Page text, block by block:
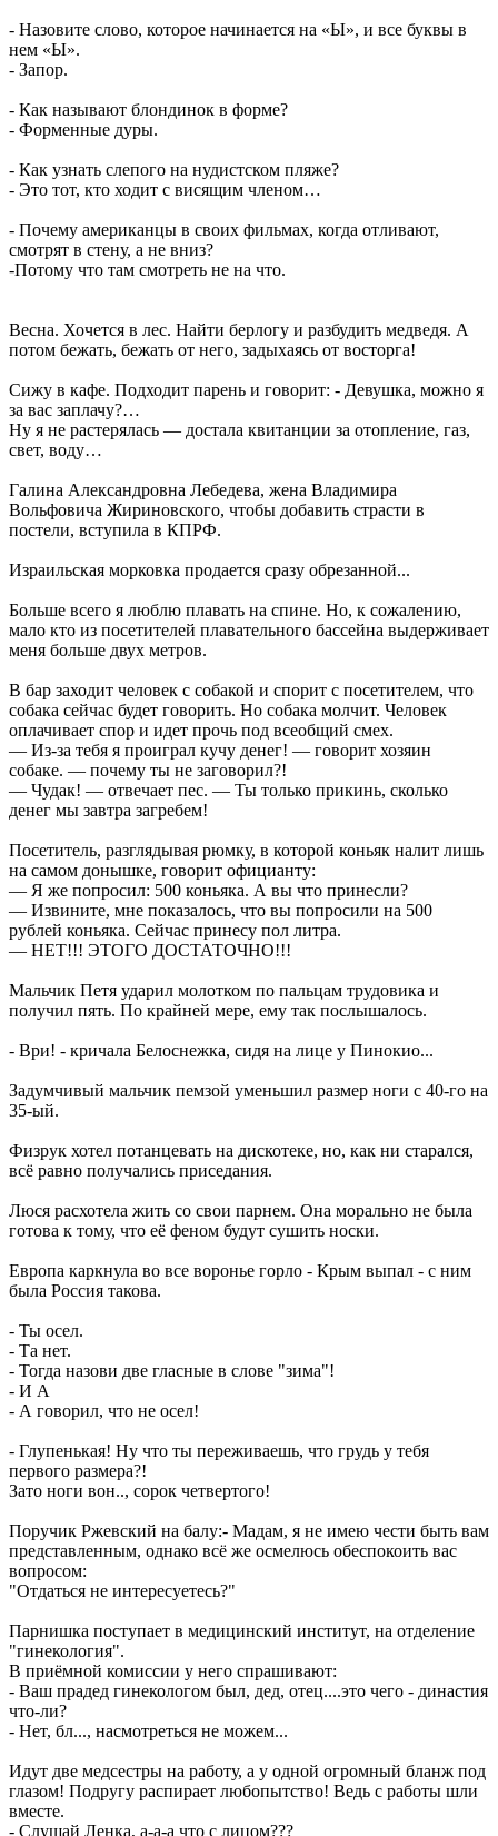
- Назовите слово, которое начинается на «Ы», и все буквы в
нем «Ы».
- Запор.
- Как называют блондинок в форме?
- Форменные дуры.
- Как узнать слепого на нудистском пляже?
- Это тот, кто ходит с висящим членом…
- Почему американцы в своих фильмах, когда отливают,
смотрят в стену, а не вниз?
-Потому что там смотреть не на что.
Весна. Хочется в лес. Найти берлогу и разбудить медведя. А
потом бежать, бежать от него, задыхаясь от восторга!
Сижу в кафе. Подходит парень и говорит: - Девушка, можно я
за вас заплачу?…
Ну я не растерялась — достала квитанции за отопление, газ,
свет, воду…
Галина Александровна Лебедева, жена Владимира
Вольфовича Жириновского, чтобы добавить страсти в
постели, вступила в КПРФ.
Израильская морковка продается сразу обрезанной...
Больше всего я люблю плавать на спине. Но, к сожалению,
мало кто из посетителей плавательного бассейна выдерживает
меня больше двух метров.
В бар заходит человек с собакой и спорит с посетителем, что
собака сейчас будет говорить. Но собака молчит. Человек
оплачивает спор и идет прочь под всеобщий смех.
— Из-за тебя я проиграл кучу денег! — говорит хозяин
собаке. — почему ты не заговорил?!
— Чудак! — отвечает пес. — Ты только прикинь, сколько
денег мы завтра загребем!
Посетитель, разглядывая рюмку, в которой коньяк налит лишь
на самом донышке, говорит официанту:
— Я же попросил: 500 коньяка. А вы что принесли?
— Извините, мне показалось, что вы попросили на 500
рублей коньяка. Сейчас принесу пол литра.
— НЕТ!!! ЭТОГО ДОСТАТОЧНО!!!
Мальчик Петя ударил молотком по пальцам трудовика и
получил пять. По крайней мере, ему так послышалось.
- Ври! - кричала Белоснежка, сидя на лице у Пинокио...
Задумчивый мальчик пемзой уменьшил размер ноги с 40-го на
35-ый.
Физрук хотел потанцевать на дискотеке, но, как ни старался,
всё равно получались приседания.
Люся расхотела жить со свои парнем. Она морально не была
готова к тому, что её феном будут сушить носки.
Европа каркнула во все воронье горло - Крым выпал - с ним
была Россия такова.
- Ты осел.
- Та нет.
- Тогда назови две гласные в слове "зима"!
- И А
- А говорил, что не осел!
- Глупенькая! Ну что ты переживаешь, что грудь у тебя
первого размера?!
Зато ноги вон.., сорок четвертого!
Поручик Ржевский на балу:- Мадам, я не имею чести быть вам
представленным, однако всё же осмелюсь обеспокоить вас
вопросом:
"Отдаться не интересуетесь?"
Парнишка поступает в медицинский институт, на отделение
"гинекология".
В приёмной комиссии у него спрашивают:
- Ваш прадед гинекологом был, дед, отец....это чего - династия
что-ли?
- Нет, бл..., насмотреться не можем...
Идут две медсестры на работу, а у одной огромный бланж под
глазом! Подругу распирает любопытство! Ведь с работы шли
вместе.
- Слушай Ленка, а-а-а что с лицом???